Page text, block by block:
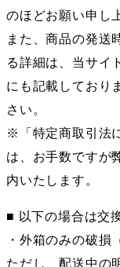
のほどお願い申し
また、商品の発送
る詳細は、当サイ
にも記載しており
さい。
※「特定商取引法
は、お手数ですが
内いたします。
■ 以下の場合は交
・外箱のみの破損
ただし、配送中の